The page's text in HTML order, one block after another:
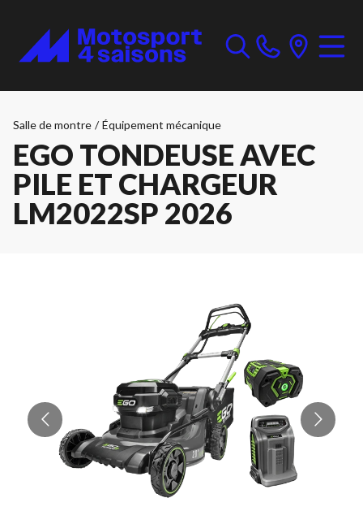
Salle de montre / Équipement mécanique
EGO TONDEUSE AVEC
PILE ET CHARGEUR
LM2022SP 2026